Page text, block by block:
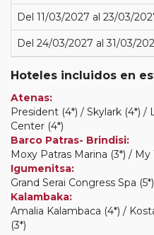
Del 11/03/2027 al 23/03/
Del 24/03/2027 al 31/03/
Hoteles incluidos en
Atenas:
President (4*) / Skylark (4*)
Center (4*)
Barco Patras- Brindisi:
Moxy Patras Marina (3*) / My
Igumenitsa:
Grand Serai Congress Spa
Kalambaka:
Amalia Kalambaca (4*) /
(3*)